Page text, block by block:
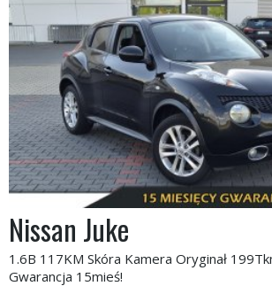
Nissan Juke
1.6B 117KM Skóra Kamera Oryginał
Gwarancja 15mieś!